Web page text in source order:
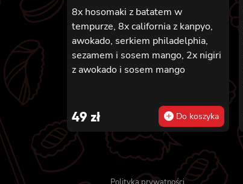
8x hosomaki z batatem w
tempurze, 8x california z kanpyo,
awokado, serkiem philadelphia,
sezamem i sosem mango, 2x nigiri
z awokado i sosem mango
49 zł Do koszyka